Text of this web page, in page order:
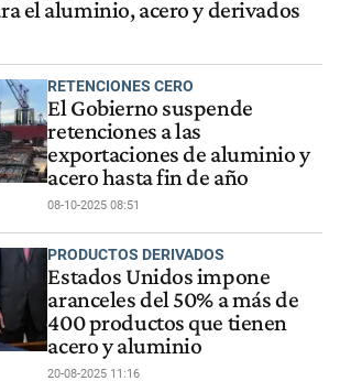
el aluminio, acero y derivados
RETENCIONES CERO
El Gobierno suspende
retenciones a las
exportaciones de aluminio y
acero hasta fin de año
08-10-2025 08:51
PRODUCTOS DERIVADOS
Estados Unidos impone
aranceles del 50% a más de
400 productos que tienen
acero y aluminio
20-08-2025 11:16